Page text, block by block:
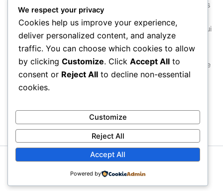
entière — de son nom à ses combats, de sa foi à son refus
d’obéir à une guerre injuste — un acte de résistance
cohérent, il a montré que le véritable courage n’est pas celui
que l’on exerce dans une arène, mais celui que l’on
manifeste face au monde. Ses citations survivront parce
qu’elles ne parlent pas d’un homme : elles parlent de ce que
chaque être humain peut choisir d’être.
PRÉCÉDENT SUIVANT
Copyright © 2026 Proverbial
We respect your privacy
Cookies help us improve your experience,
deliver personalized content, and analyze
traffic. You can choose which cookies to allow
by clicking Customize. Click Accept All to
consent or Reject All to decline non-essential
cookies.
Customize
Reject All
Accept All
Powered by